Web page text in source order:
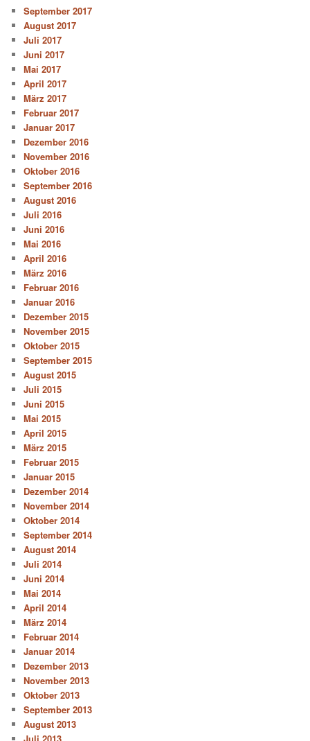
September 2017
August 2017
Juli 2017
Juni 2017
Mai 2017
April 2017
März 2017
Februar 2017
Januar 2017
Dezember 2016
November 2016
Oktober 2016
September 2016
August 2016
Juli 2016
Juni 2016
Mai 2016
April 2016
März 2016
Februar 2016
Januar 2016
Dezember 2015
November 2015
Oktober 2015
September 2015
August 2015
Juli 2015
Juni 2015
Mai 2015
April 2015
März 2015
Februar 2015
Januar 2015
Dezember 2014
November 2014
Oktober 2014
September 2014
August 2014
Juli 2014
Juni 2014
Mai 2014
April 2014
März 2014
Februar 2014
Januar 2014
Dezember 2013
November 2013
Oktober 2013
September 2013
August 2013
Juli 2013